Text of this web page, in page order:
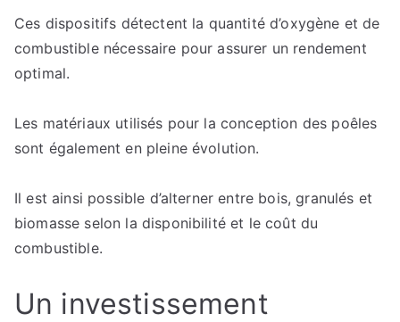
Ces dispositifs détectent la quantité d’oxygène et de
combustible nécessaire pour assurer un rendement
optimal.
Les matériaux utilisés pour la conception des poêles
sont également en pleine évolution.
Il est ainsi possible d’alterner entre bois, granulés et
biomasse selon la disponibilité et le coût du
combustible.
Un investissement